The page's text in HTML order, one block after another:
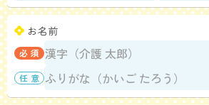
お名前